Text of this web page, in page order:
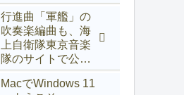
行進曲「軍艦」の
吹奏楽編曲も、海
上自衛隊東京音楽
隊のサイトで公開
中！
MacでWindows 11